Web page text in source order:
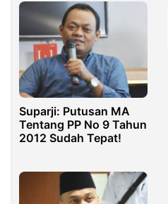
Ekonomi Kerakyat
Suparji: Putusan MA
Tentang PP No 9 Tahun
2012 Sudah Tepat!